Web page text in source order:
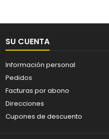
SU CUENTA
Información personal
Pedidos
Facturas por abono
Direcciones
Cupones de descuento